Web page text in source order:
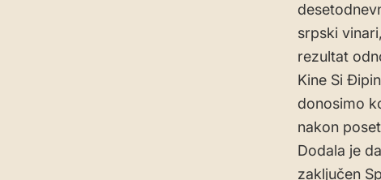
srpski
rezultat
Kine Si
donosimo
nakon
Dodala je
zaključen